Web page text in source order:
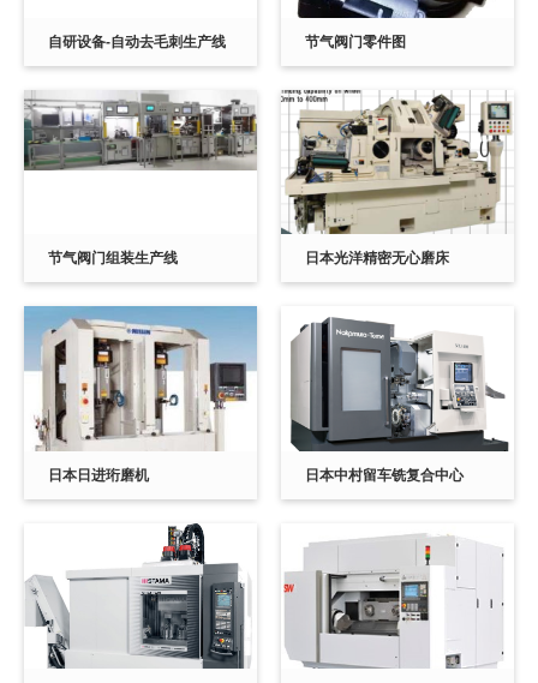
自研设备-自动去毛刺生产线 节气阀门零件图
节气阀门组装生产线 日本光洋精密无心磨床
日本日进珩磨机 日本中村留车铣复合中心